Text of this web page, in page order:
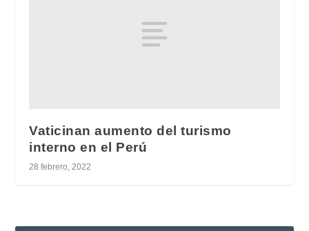
Vaticinan aumento del turismo
interno en el Perú
28 febrero, 2022